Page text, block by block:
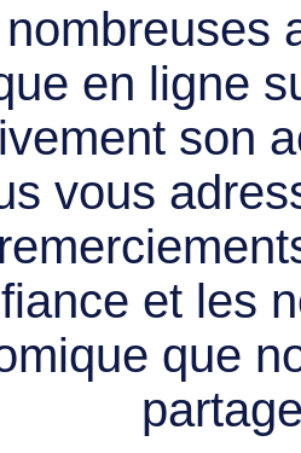
en ligne
son
vous
et les
que